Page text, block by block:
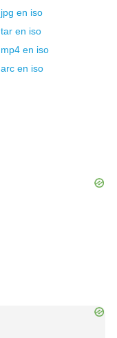
jpg en iso
tar en iso
mp4 en iso
arc en iso